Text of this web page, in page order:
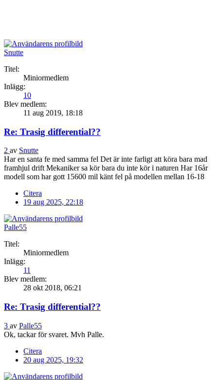
Snutte
Titel:
Miniormedlem
Inlägg:
10
Blev medlem:
11 aug 2019, 18:18
Re: Trasig differential??
2 av Snutte
Har en santa fe med samma fel Det är inte farligt att köra bara mad
framhjul drift Mekaniker sa kör bara du inte kör i naturen Har 16år
modell som har gott 15600 mil känt fel på modellen mellan 16-18
Citera
19 aug 2025, 22:18
Palle55
Titel:
Miniormedlem
Inlägg:
11
Blev medlem:
28 okt 2018, 06:21
Re: Trasig differential??
3 av Palle55
Ok, tackar för svaret. Mvh Palle.
Citera
20 aug 2025, 19:32